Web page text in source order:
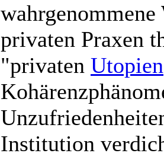
privaten Praxen
"privaten Utopien
Institution